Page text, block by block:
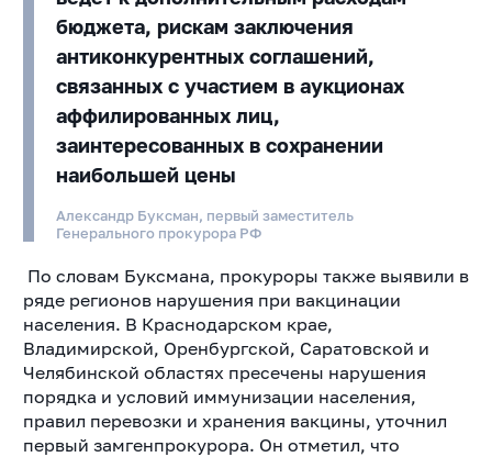
бюджета, рискам заключения
антиконкурентных соглашений,
связанных с участием в аукционах
аффилированных лиц,
заинтересованных в сохранении
наибольшей цены
Александр Буксман, первый заместитель
Генерального прокурора РФ
По словам Буксмана, прокуроры также выявили в
ряде регионов нарушения при вакцинации
населения. В Краснодарском крае,
Владимирской, Оренбургской, Саратовской и
Челябинской областях пресечены нарушения
порядка и условий иммунизации населения,
правил перевозки и хранения вакцины, уточнил
первый замгенпрокурора. Он отметил, что